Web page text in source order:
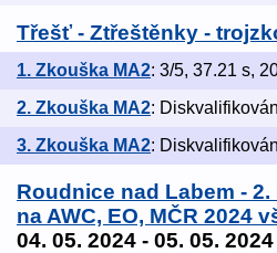
Třešť - Ztřeštěnky -
1. Zkouška MA2: 3/5, 37.21 s,
2. Zkouška MA2: Diskvalifikován
3. Zkouška MA2: Diskvalifikován
Roudnice nad Labem -
na AWC, EO, MČR 2024
04. 05. 2024 - 05. 05. 2024